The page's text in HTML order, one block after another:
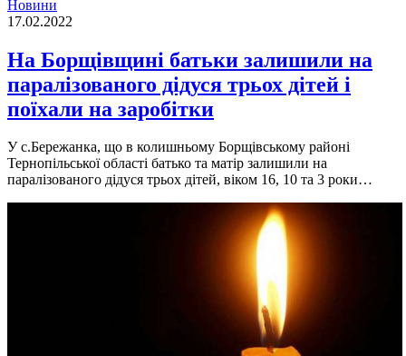
Новини
17.02.2022
На Борщівщині батьки залишили на
паралізованого дідуся трьох дітей і
поїхали на заробітки
У с.Бережанка, що в колишньому Борщівському районі
Тернопільської області батько та матір залишили на
паралізованого дідуся трьох дітей, віком 16, 10 та 3 роки…